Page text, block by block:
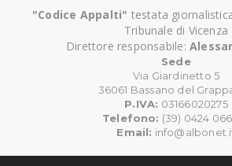
"Codice Appalti" testata
Tribunale di Vicenza
Direttore responsabile:
Sede
Via Giardinetto 5
36061 Bassano del
P.IVA: 03166020275
Telefono: (39) 0424
Email: